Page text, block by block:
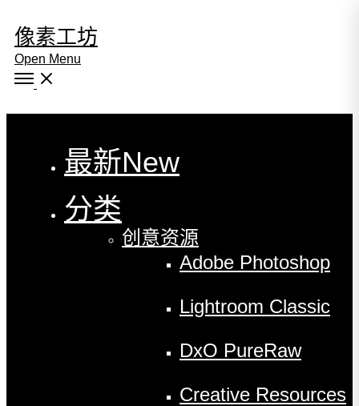
像素工坊
Open Menu
最新New
分类
创意资源
Adobe Photoshop
Lightroom Classic
DxO PureRaw
Creative Resources